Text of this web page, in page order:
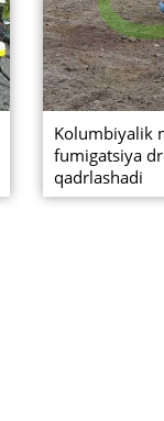
Kolumbiyalik
fumigatsiya
qadrlashadi